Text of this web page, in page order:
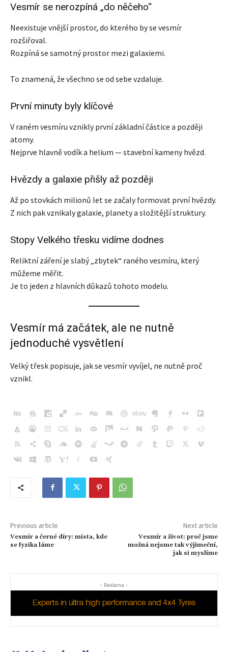
Vesmír se nerozpíná „do něčeho“
Neexistuje vnější prostor, do kterého by se vesmír
rozšiřoval.
Rozpíná se samotný prostor mezi galaxiemi.
To znamená, že všechno se od sebe vzdaluje.
První minuty byly klíčové
V raném vesmíru vznikly první základní částice a později
atomy.
Nejprve hlavně vodík a helium — stavební kameny hvězd.
Hvězdy a galaxie přišly až později
Až po stovkách milionů let se začaly formovat první hvězdy.
Z nich pak vznikaly galaxie, planety a složitější struktury.
Stopy Velkého třesku vidíme dodnes
Reliktní záření je slabý „zbytek“ raného vesmíru, který
můžeme měřit.
Je to jeden z hlavních důkazů tohoto modelu.
Vesmír má začátek, ale ne nutně
jednoduché vysvětlení
Velký třesk popisuje, jak se vesmír vyvíjel, ne nutně proč
vznikl.
Previous article
Vesmír a černé díry: místa, kde
se fyzika láme
Next article
Vesmír a život: proč jsme
možná nejsme tak výjimeční,
jak si myslíme
- Reklama -